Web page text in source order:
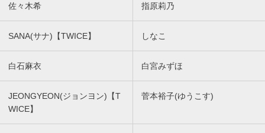
佐々木希 指原莉乃
SANA(サナ)【TWICE】 しなこ
白石麻衣 白宮みずほ
JEONGYEON(ジョンヨン)【T
WICE】
菅本裕子(ゆうこす)